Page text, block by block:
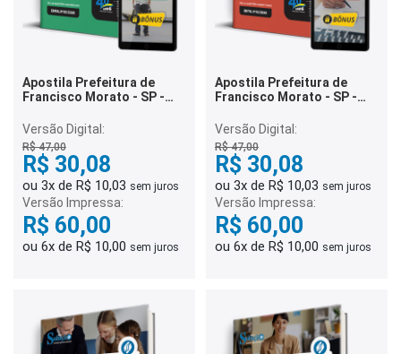
Apostila Prefeitura de
Francisco Morato - SP -
Versão Digital:
R$ 47,00
R$ 30,08
ou 3x de R$ 10,03 sem juros
Versão Impressa:
R$ 60,00
ou 6x de R$ 10,00 sem juros
Apostila Prefeitura de
Francisco Morato - SP -
Versão Digital:
R$ 47,00
R$ 30,08
ou 3x de R$ 10,03 sem juros
Versão Impressa:
R$ 60,00
ou 6x de R$ 10,00 sem juros